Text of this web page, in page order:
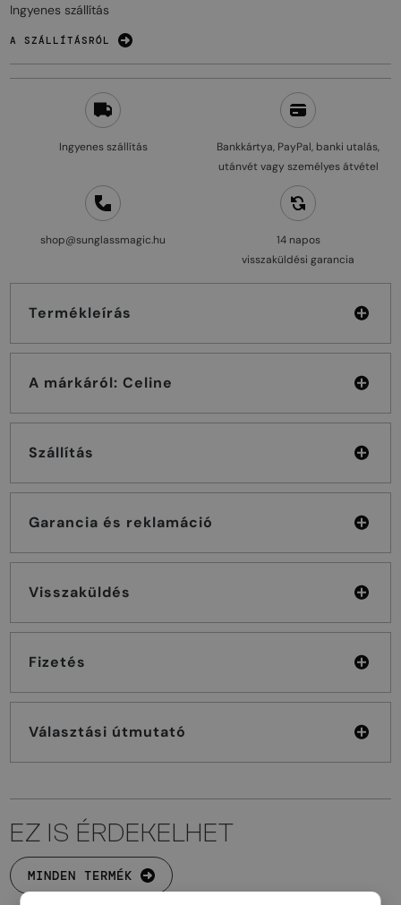
Ingyenes szállítás
Bankkártya, PayPal, banki utalás,
utánvét vagy személyes átvétel
shop@sunglassmagic.hu
14 napos
visszaküldési garancia
Termékleírás
A márkáról: Celine
Szállítás
Garancia és reklamáció
Visszaküldés
Fizetés
Választási útmutató
Ingyenes szállítás
A SZÁLLÍTÁSRÓL
EZ IS ÉRDEKELHET
MINDEN TERMÉK